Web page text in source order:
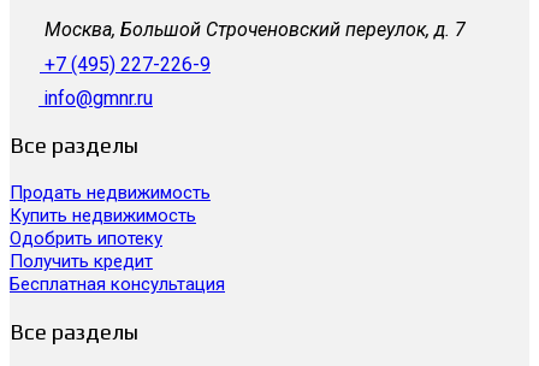
Москва, Большой Строченовский переулок, д. 7
+7 (495) 227-226-9
info@gmnr.ru
Все разделы
Продать недвижимость
Купить недвижимость
Одобрить ипотеку
Получить кредит
Бесплатная консультация
Все разделы